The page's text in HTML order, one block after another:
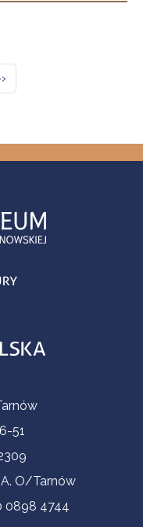
strona
51
O/Tarnów
0898 4744